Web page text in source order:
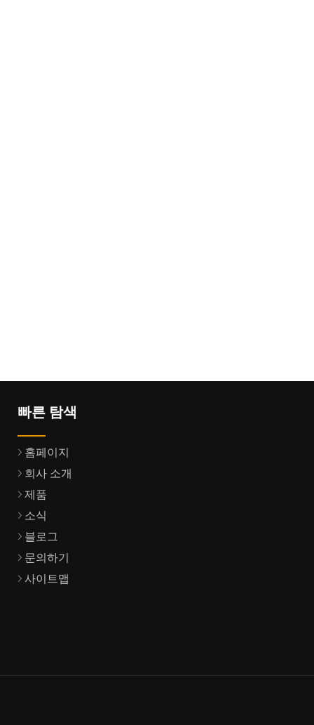
빠른 탐색
홈페이지
회사 소개
제품
소식
블로그
문의하기
사이트맵